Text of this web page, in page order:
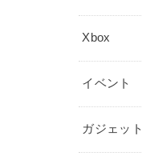
Xbox
イベント
ガジェット